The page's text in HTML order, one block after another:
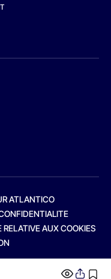
ATLANTICO
RELATIVE AUX COOKIES